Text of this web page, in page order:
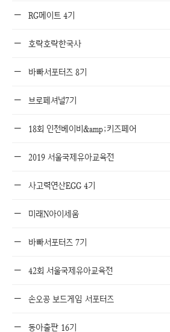
RG메이트 4기
호락호락한국사
바빠서포터즈 8기
브로페셔널7기
18회 인천베이비&amp;키즈페어
2019 서울국제유아교육전
사고력연산EGG 4기
미래N아이세움
바빠서포터즈 7기
42회 서울국제유아교육전
손오공 보드게임 서포터즈
동아출판 16기